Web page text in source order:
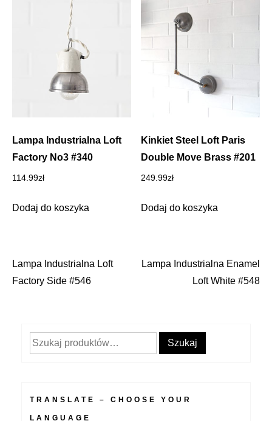
Lampa Industrialna Loft
Factory No3 #340
114.99zł
Dodaj do koszyka
Kinkiet Steel Loft Paris
Double Move Brass #201
249.99zł
Dodaj do koszyka
Nawigacja
Lampa Industrialna Loft
Factory Side #546
Lampa Industrialna Enamel
Loft White #548
Szukaj: Szukaj
TRANSLATE – CHOOSE YOUR
LANGUAGE